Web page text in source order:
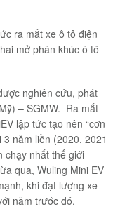
ra mắt xe ô tô điện
mở phân khúc ô tô
nghiên cứu, phát
– SGMW. Ra mắt
lập tức tạo nên “cơn
năm liền (2020, 2021
chạy nhất thế giới
qua, Wuling Mini EV
khi đạt lượng xe
năm trước đó.